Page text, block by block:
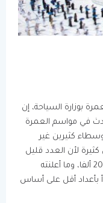
بوزارة السياحة، إن
في مواسم العمرة
كثيرين غير
لأن العدد قليل
والمتشوق لأداء الفريض كثير جدا، وحصتنا 20 ألفا، وما أعلنته
أن نبدأ بأعداد أقل على أساس